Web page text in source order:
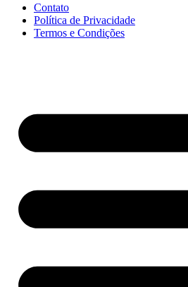
Contato
Política de Privacidade
Termos e Condições